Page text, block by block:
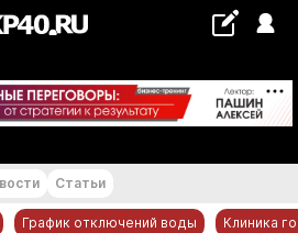
+24...+25 °С
Статьи
График отключений воды Клиника